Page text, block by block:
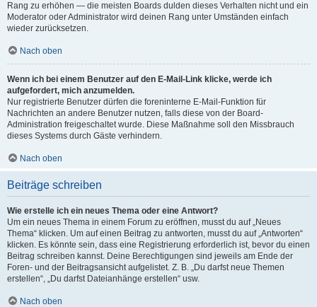
Rang zu erhöhen — die meisten Boards dulden dieses Verhalten nicht und ein
Moderator oder Administrator wird deinen Rang unter Umständen einfach
wieder zurücksetzen.
Nach oben
Wenn ich bei einem Benutzer auf den E-Mail-Link klicke, werde ich
aufgefordert, mich anzumelden.
Nur registrierte Benutzer dürfen die foreninterne E-Mail-Funktion für
Nachrichten an andere Benutzer nutzen, falls diese von der Board-
Administration freigeschaltet wurde. Diese Maßnahme soll den Missbrauch
dieses Systems durch Gäste verhindern.
Nach oben
Beiträge schreiben
Wie erstelle ich ein neues Thema oder eine Antwort?
Um ein neues Thema in einem Forum zu eröffnen, musst du auf „Neues
Thema“ klicken. Um auf einen Beitrag zu antworten, musst du auf „Antworten“
klicken. Es könnte sein, dass eine Registrierung erforderlich ist, bevor du einen
Beitrag schreiben kannst. Deine Berechtigungen sind jeweils am Ende der
Foren- und der Beitragsansicht aufgelistet. Z. B. „Du darfst neue Themen
erstellen“, „Du darfst Dateianhänge erstellen“ usw.
Nach oben